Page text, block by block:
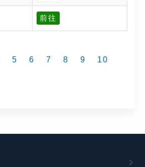
前往
5 6 7 8 9
10